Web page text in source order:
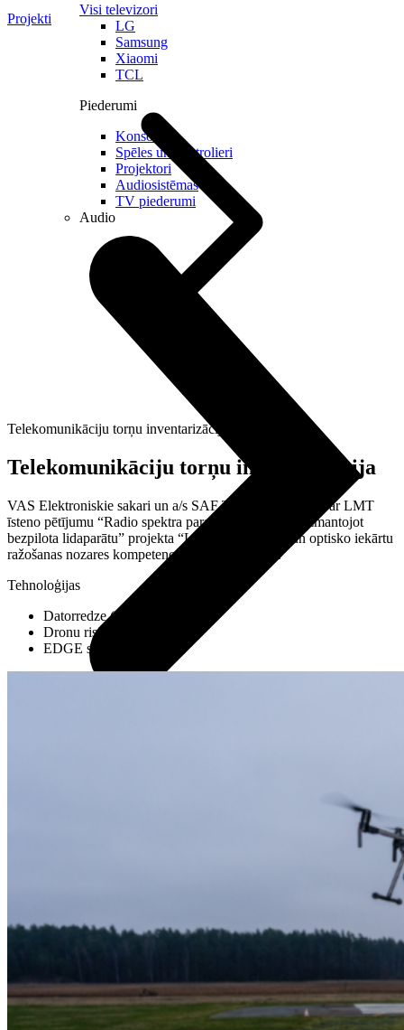
Visi televizori
LG
Samsung
Xiaomi
TCL
Piederumi
Konsoles
Spēles un kontrolieri
Projektori
Audiosistēmas
TV piederumi
Audio
Projekti
Telekomunikāciju torņu inventarizācija
Telekomunikāciju torņu inventarizācija
VAS Elektroniskie sakari un a/s SAF Tehnika sadarbībā ar LMT
īsteno pētījumu “Radio spektra parametru mērīšana, izmantojot
bezpilota lidaparātu” projekta “Latvijas elektrisko un optisko iekārtu
ražošanas nozares kompetences centrs” ietvaros.
Tehnoloģijas
Datorredze (AI)
Dronu risinājumi
EDGE skaitļošana